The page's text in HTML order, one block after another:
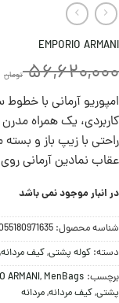
EMPORIO ARMANI
56,620,000 تومان
امپوریو آرمانی با
کاربردی،‌ یک همراه
راحتی با زیپ باز و
عقاب نمادین آرمانی
در انبار موجود نمی باشد
شناسه محصول:
دسته: کوله پشتی,کیف مردانه,
برچسب:
ARMANI, MenBags
پشتی,کیف مردانه,مردانه